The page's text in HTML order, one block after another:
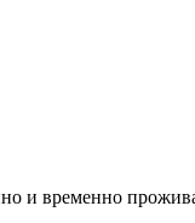
и временно